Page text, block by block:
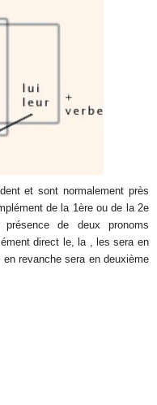
et sont normalement près
de la 1ère ou de la 2e
de deux pronoms
direct le, la , les sera en
revanche sera en deuxième